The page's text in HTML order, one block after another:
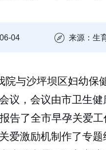
04 来源：生
院与沙坪坝区妇幼保
议，会议由市卫生健
报告了全市早孕关爱工
爱激励机制作了专